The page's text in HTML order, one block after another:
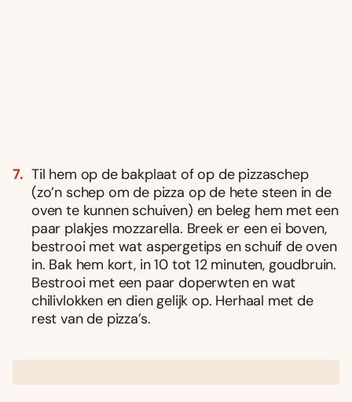
Til hem op de bakplaat of op de pizzaschep
(zo’n schep om de pizza op de hete steen in de
oven te kunnen schuiven) en beleg hem met een
paar plakjes mozzarella. Breek er een ei boven,
bestrooi met wat aspergetips en schuif de oven
in. Bak hem kort, in 10 tot 12 minuten, goudbruin.
Bestrooi met een paar doperwten en wat
chilivlokken en dien gelijk op. Herhaal met de
rest van de pizza’s.